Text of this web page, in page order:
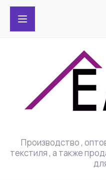
Производство ,
текстиля , а также